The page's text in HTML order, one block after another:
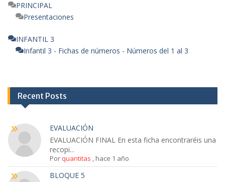
PRINCIPAL
Presentaciones
INFANTIL 3
Infantil 3 - Fichas de números - Números del 1 al 3
Recent Posts
EVALUACIÓN
EVALUACIÓN FINAL En esta ficha encontraréis una
recopi...
Porquantitas , hace 1 año
BLOQUE 5